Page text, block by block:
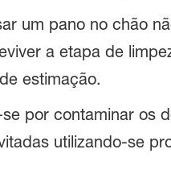
um pano no chão
a etapa de
estimação.
por contaminar os
utilizando-se